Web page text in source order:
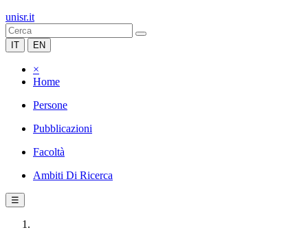
unisr.it
IT EN
×
Home
Persone
Pubblicazioni
Facoltà
Ambiti Di Ricerca
☰